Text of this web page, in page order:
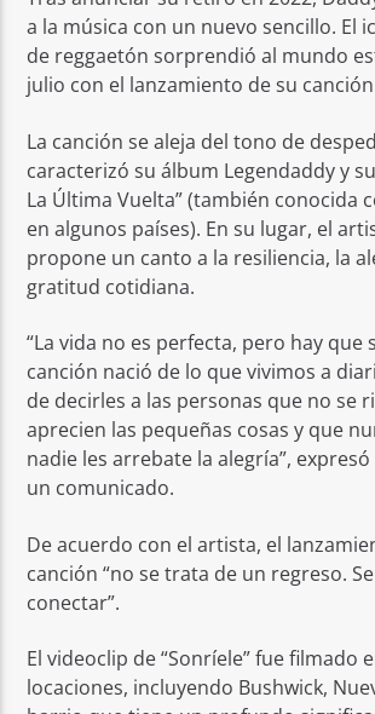
a la música con un nuevo sencillo. El
de reggaetón sorprendió al mundo
julio con el lanzamiento de su canción
La canción se aleja del tono de
caracterizó su álbum Legendaddy y
La Última Vuelta” (también conocida
en algunos países). En su lugar, el
propone un canto a la resiliencia, la
gratitud cotidiana.
“La vida no es perfecta, pero hay que
canción nació de lo que vivimos a
de decirles a las personas que no se
aprecien las pequeñas cosas y que
nadie les arrebate la alegría”,
un comunicado.
De acuerdo con el artista, el
canción “no se trata de un regreso.
conectar”.
El videoclip de “Sonríele” fue filmado
locaciones, incluyendo Bushwick,